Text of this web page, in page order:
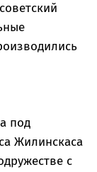
под
Жилинскаса
с